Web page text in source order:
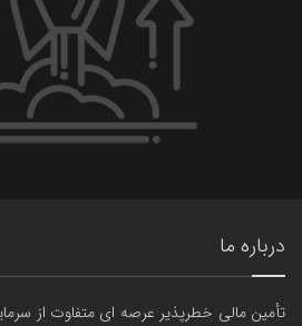
درباره ما
تأمین مالی خطرپذیر عرصه ای متفاوت از